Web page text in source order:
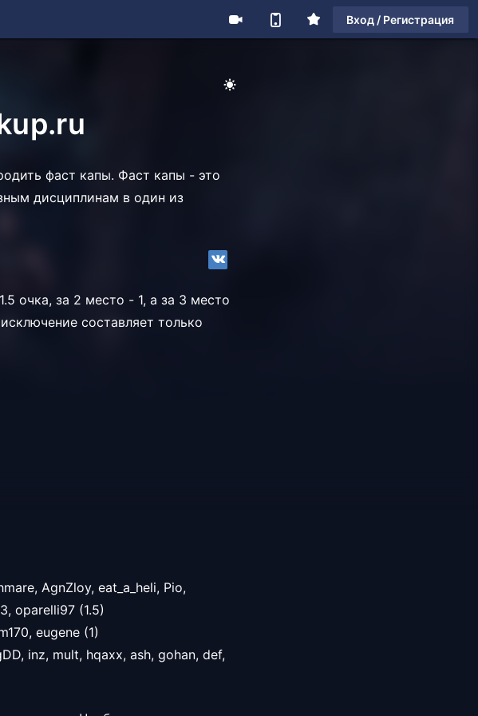
Вход / Регистрация
фаст капы. Фаст капы - это
дисциплинам в один из
очка, за 2 место - 1, а за 3 место
составляет только
AgnZloy, eat_a_heli, Pio,
oparelli97 (1.5)
eugene (1)
inz, mult, hqaxx, ash, gohan, def,